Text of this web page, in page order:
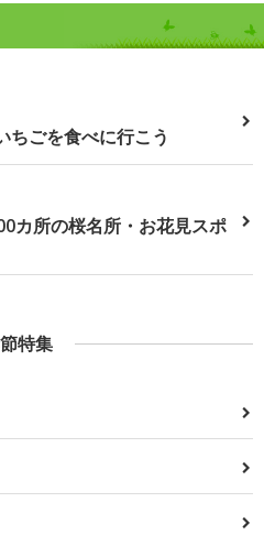
ちごを食べに行こう
カ所の桜名所・お花見スポ
特集